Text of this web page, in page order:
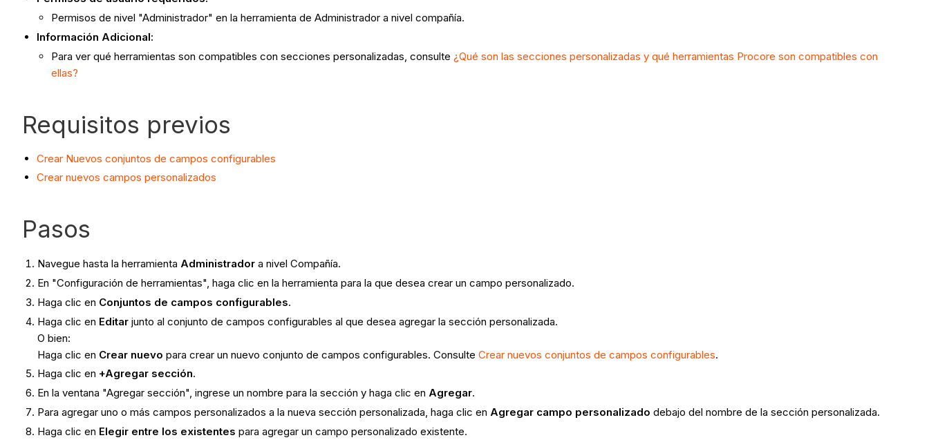
Permisos de nivel "Administrador" en la herramienta de Administrador a nivel compañía.
Información Adicional:
Para ver qué herramientas son compatibles con secciones personalizadas, consulte ¿Qué son las secciones personalizadas y qué herramientas Procore son compatibles con
ellas?
Requisitos previos
Crear Nuevos conjuntos de campos configurables
Crear nuevos campos personalizados
Pasos
Navegue hasta la herramienta Administrador a nivel Compañía.
En "Configuración de herramientas", haga clic en la herramienta para la que desea crear un campo personalizado.
Haga clic en Conjuntos de campos configurables.
Haga clic en Editar junto al conjunto de campos configurables al que desea agregar la sección personalizada.
O bien:
Haga clic en Crear nuevo para crear un nuevo conjunto de campos configurables. ConsulteCrear nuevos conjuntos de campos configurables.
Haga clic en +Agregar sección.
En la ventana "Agregar sección", ingrese un nombre para la sección y haga clic en Agregar.
Para agregar uno o más campos personalizados a la nueva sección personalizada, haga clic en Agregar campo personalizado debajo del nombre de la sección personalizada.
Haga clic en Elegir entre los existentes para agregar un campo personalizado existente.